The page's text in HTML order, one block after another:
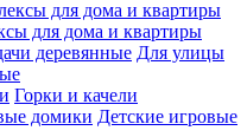
для дома и квартиры
Для улицы
Горки и качели
Детские игровые